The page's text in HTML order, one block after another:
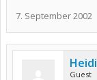
7. September 2002
Heidi
Guest